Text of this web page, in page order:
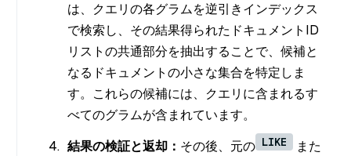
は、クエリの各グラムを逆引きインデックス
で検索し、その結果得られたドキュメントID
リストの共通部分を抽出することで、候補と
なるドキュメントの小さな集合を特定しま
す。これらの候補には、クエリに含まれるす
べてのグラムが含まれています。
結果の検証と返却： その後、元の LIKE
また